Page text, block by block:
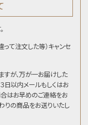
て注文した等）キャンセ
が、万が一お届けした
日以内メールもしくはお
合はお早めのご連絡をお
りの商品をお送りいたし